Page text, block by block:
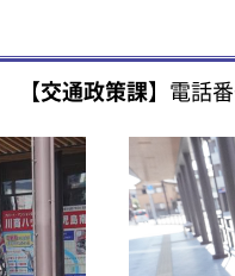
【交通政策課】電話